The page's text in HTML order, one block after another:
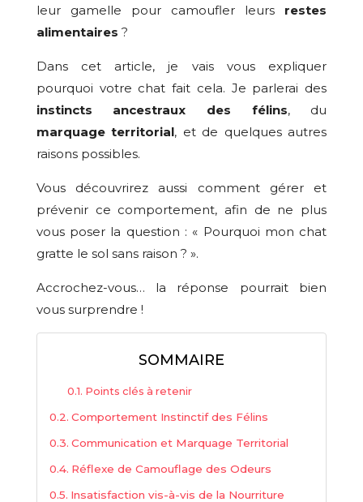
leur gamelle pour camoufler leurs restes
alimentaires ?
Dans cet article, je vais vous expliquer
pourquoi votre chat fait cela. Je parlerai des
instincts ancestraux des félins, du
marquage territorial, et de quelques autres
raisons possibles.
Vous découvrirez aussi comment gérer et
prévenir ce comportement, afin de ne plus
vous poser la question : « Pourquoi mon chat
gratte le sol sans raison ? ».
Accrochez-vous… la réponse pourrait bien
vous surprendre !
SOMMAIRE
Points clés à retenir
Comportement Instinctif des Félins
Communication et Marquage Territorial
Réflexe de Camouflage des Odeurs
Insatisfaction vis-à-vis de la Nourriture